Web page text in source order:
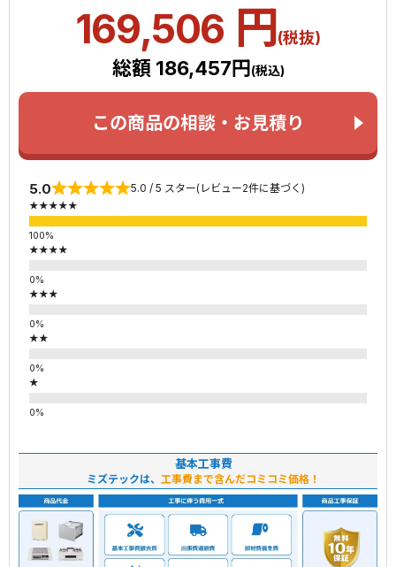
169,506 円(税抜)
総額 186,457円 (税込)
この商品の相談・お見積り
5.0 5.0 / 5 スター(レビュー2件に基づく)
★★★★★
★★★★
★★★
★★
★
基本工事費
ミズテックは、 工事費まで含んだコミコミ価格！